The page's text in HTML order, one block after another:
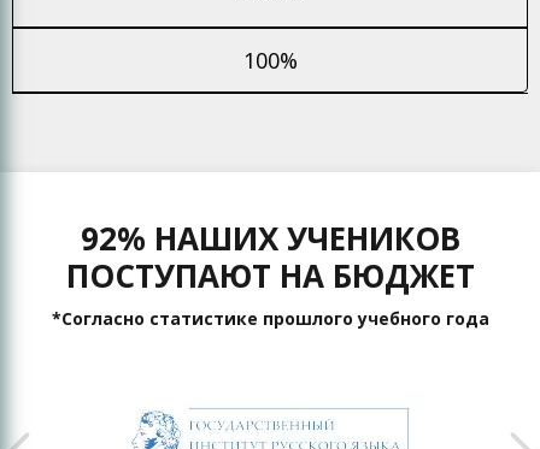
100%
92% НАШИХ УЧЕНИКОВ
ПОСТУПАЮТ НА БЮДЖЕТ
*Согласно статистике прошлого учебного года